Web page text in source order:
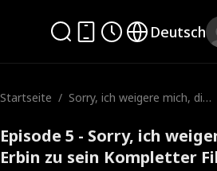
Deutsch
Startseite / Sorry, ich weigere mich, die
Episode 5 - Sorry, ich
Erbin zu sein Kompletter